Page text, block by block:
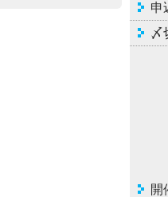
申
〆
開